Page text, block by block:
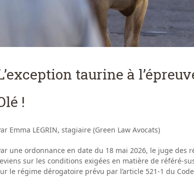
taurine à
!
Emma LEGRIN, stagiaire (Green Law Avocats)
une ordonnance en date du 18 mai 2026, le juge
sur les conditions exigées en matière de référé-
le régime dérogatoire prévu par l’article 521-1 du